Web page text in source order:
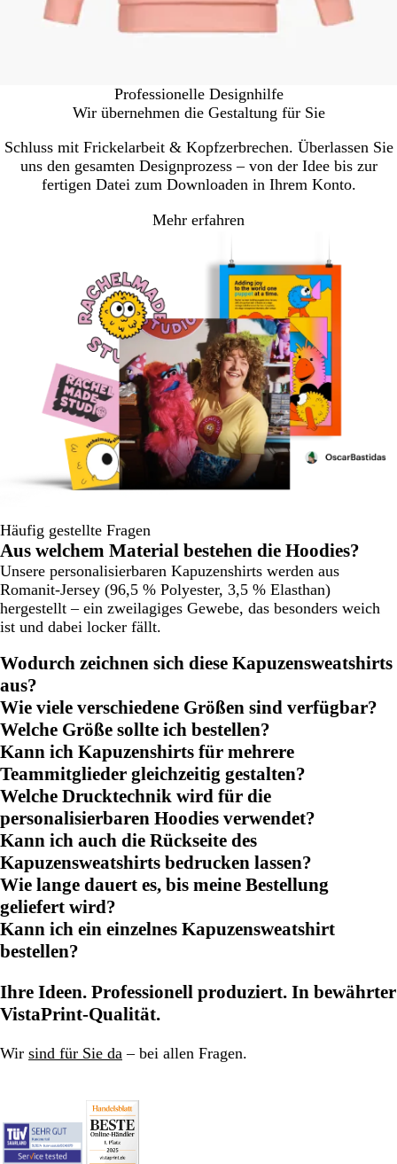
Professionelle Designhilfe
Wir übernehmen die Gestaltung für Sie
Schluss mit Frickelarbeit & Kopfzerbrechen. Überlassen Sie
uns den gesamten Designprozess – von der Idee bis zur
fertigen Datei zum Downloaden in Ihrem Konto.
Mehr erfahren
Häufig gestellte Fragen
Aus welchem Material bestehen die Hoodies?
Unsere personalisierbaren Kapuzenshirts werden aus
Romanit-Jersey (96,5 % Polyester, 3,5 % Elasthan)
hergestellt – ein zweilagiges Gewebe, das besonders weich
ist und dabei locker fällt.
Wodurch zeichnen sich diese Kapuzensweatshirts
aus?
Wie viele verschiedene Größen sind verfügbar?
Welche Größe sollte ich bestellen?
Kann ich Kapuzenshirts für mehrere
Teammitglieder gleichzeitig gestalten?
Welche Drucktechnik wird für die
personalisierbaren Hoodies verwendet?
Kann ich auch die Rückseite des
Kapuzensweatshirts bedrucken lassen?
Wie lange dauert es, bis meine Bestellung
geliefert wird?
Kann ich ein einzelnes Kapuzensweatshirt
bestellen?
Ihre Ideen. Professionell produziert. In bewährter
VistaPrint-Qualität.
Wir sind für Sie da – bei allen Fragen.